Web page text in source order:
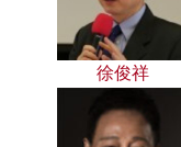
徐俊祥